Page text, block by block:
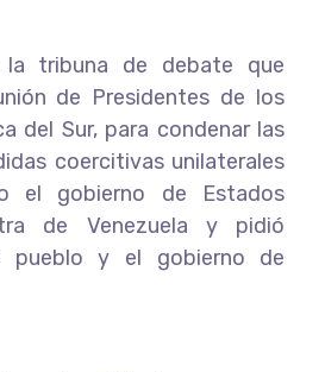
la tribuna de debate que
de Presidentes de los
del Sur, para condenar las
coercitivas unilaterales
el gobierno de Estados
de Venezuela y pidió
pueblo y el gobierno de